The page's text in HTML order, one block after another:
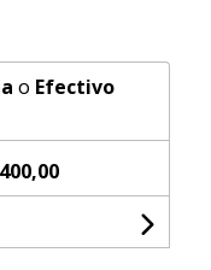
o Efectivo